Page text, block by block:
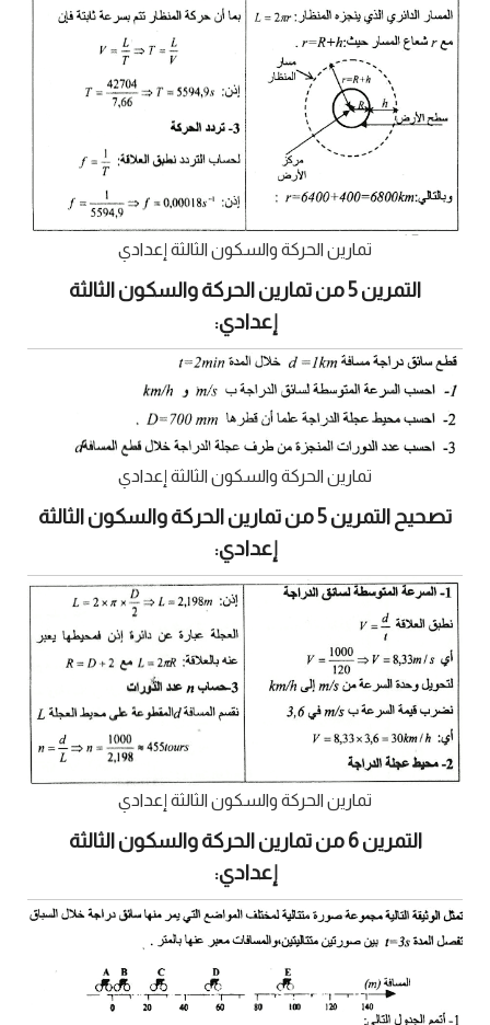
تمارين الحركة والسكون الثالثة إعدادي
التمرين 5 من تمارين الحركة والسكون الثالثة
إعدادي:
تمارين الحركة والسكون الثالثة إعدادي
تصحيح التمرين 5 من تمارين الحركة والسكون الثالثة
إعدادي:
تمارين الحركة والسكون الثالثة إعدادي
التمرين 6 من تمارين الحركة والسكون الثالثة
إعدادي: